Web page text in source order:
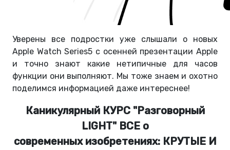
Уверены все подростки уже слышали о новых
Apple Watch Series5 с осенней презентации Apple
и точно знают какие нетипичные для часов
функции они выполняют. Мы тоже знаем и охотно
поделимся информацией даже интереснее!
Каникулярный КУРС "Разговорный
LIGHT" ВСЕ о
современных изобретениях: КРУТЫЕ И